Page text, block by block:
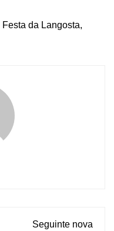
Festa da Langosta,
Seguinte nova